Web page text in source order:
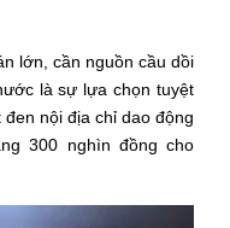
lớn, cần nguồn cầu dồi
là sự lựa chọn tuyệt
nội địa chỉ dao động
300 nghìn đồng cho